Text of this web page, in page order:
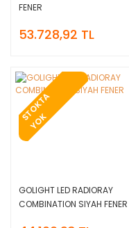
FENER
53.728,92 TL
S
T
O
K
T
A
Y
O
K
GOLIGHT LED RADIORAY
COMBINATION SIYAH FENER